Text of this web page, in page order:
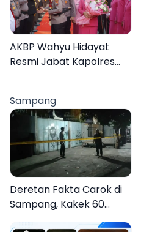
AKBP Wahyu Hidayat
Resmi Jabat Kapolres
Sampang
Deretan Fakta Carok di
Sampang, Kakek 60
Tahun Duel Melawan 2